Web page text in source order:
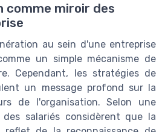
comme miroir des
au sein d'une entreprise
un simple mécanisme de
Cependant, les stratégies de
un message profond sur la
de l'organisation. Selon une
salariés considèrent que la